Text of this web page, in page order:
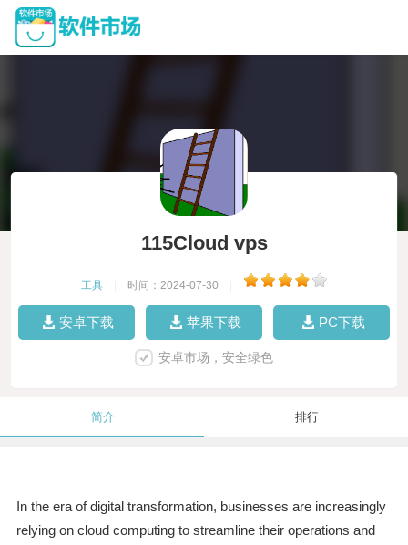
115Cloud vps
工具 时间：2024-07-30
安卓下载 苹果下载 PC下载
安卓市场，安全绿色
简介 排行
In the era of digital transformation, businesses are increasingly
relying on cloud computing to streamline their operations and